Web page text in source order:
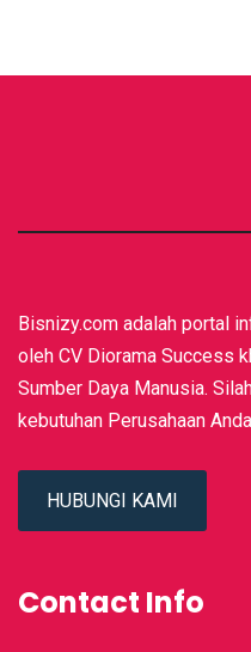
Bisnizy.com adalah portal
oleh CV Diorama Success
Sumber Daya Manusia.
kebutuhan Perusahaan Anda
HUBUNGI KAMI
Contact Info